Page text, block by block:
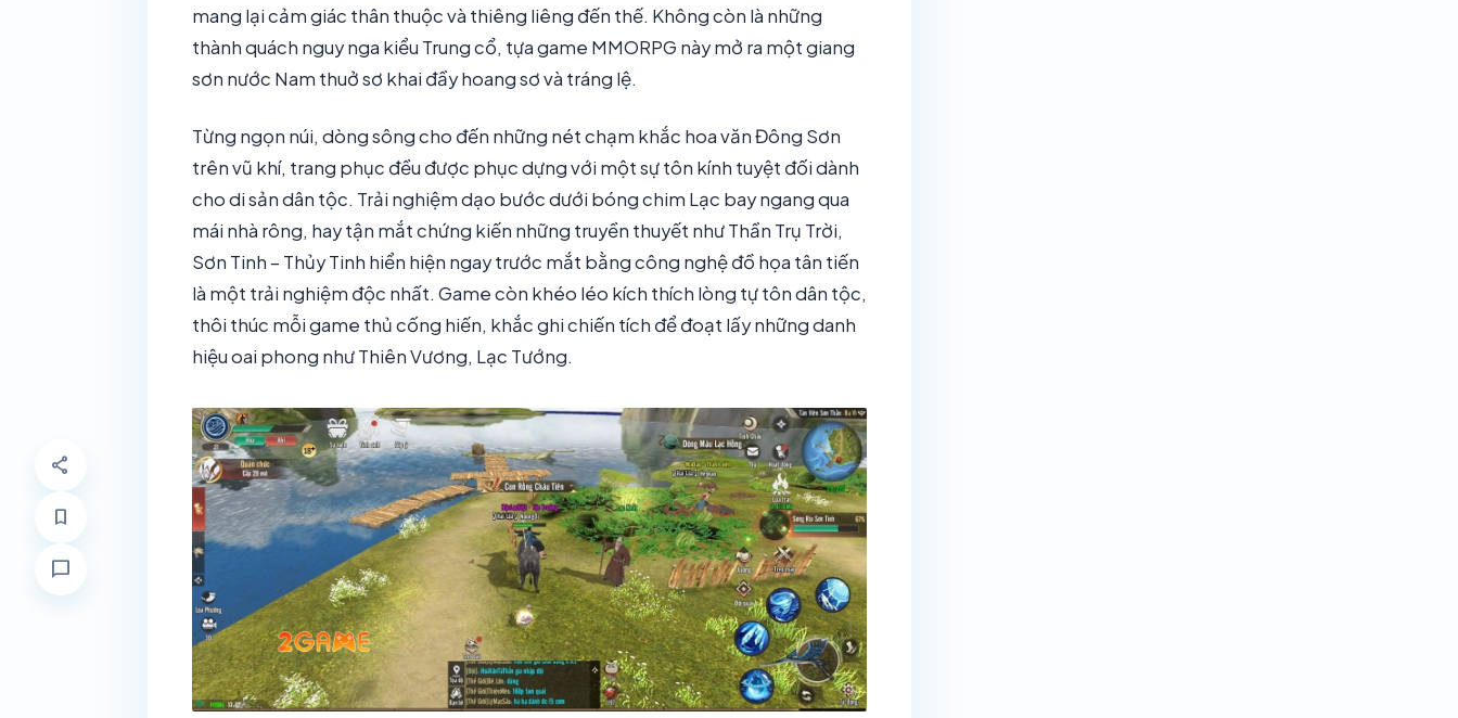
share
bookmark
chat_bubble
mang lại cảm giác thân thuộc và thiêng liêng đến thế. Không còn là những
thành quách nguy nga kiểu Trung cổ, tựa game MMORPG này mở ra một giang
sơn nước Nam thuở sơ khai đầy hoang sơ và tráng lệ.
Từng ngọn núi, dòng sông cho đến những nét chạm khắc hoa văn Đông Sơn
trên vũ khí, trang phục đều được phục dựng với một sự tôn kính tuyệt đối dành
cho di sản dân tộc. Trải nghiệm dạo bước dưới bóng chim Lạc bay ngang qua
mái nhà rông, hay tận mắt chứng kiến những truyền thuyết như Thần Trụ Trời,
Sơn Tinh – Thủy Tinh hiển hiện ngay trước mắt bằng công nghệ đồ họa tân tiến
là một trải nghiệm độc nhất. Game còn khéo léo kích thích lòng tự tôn dân tộc,
thôi thúc mỗi game thủ cống hiến, khắc ghi chiến tích để đoạt lấy những danh
hiệu oai phong như Thiên Vương, Lạc Tướng.